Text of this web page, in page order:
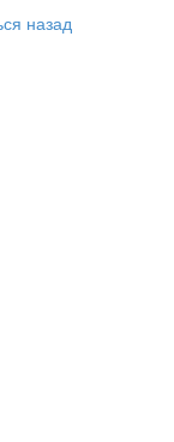
назад